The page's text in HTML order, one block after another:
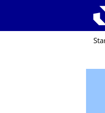
Zur Hauptnavigation springen